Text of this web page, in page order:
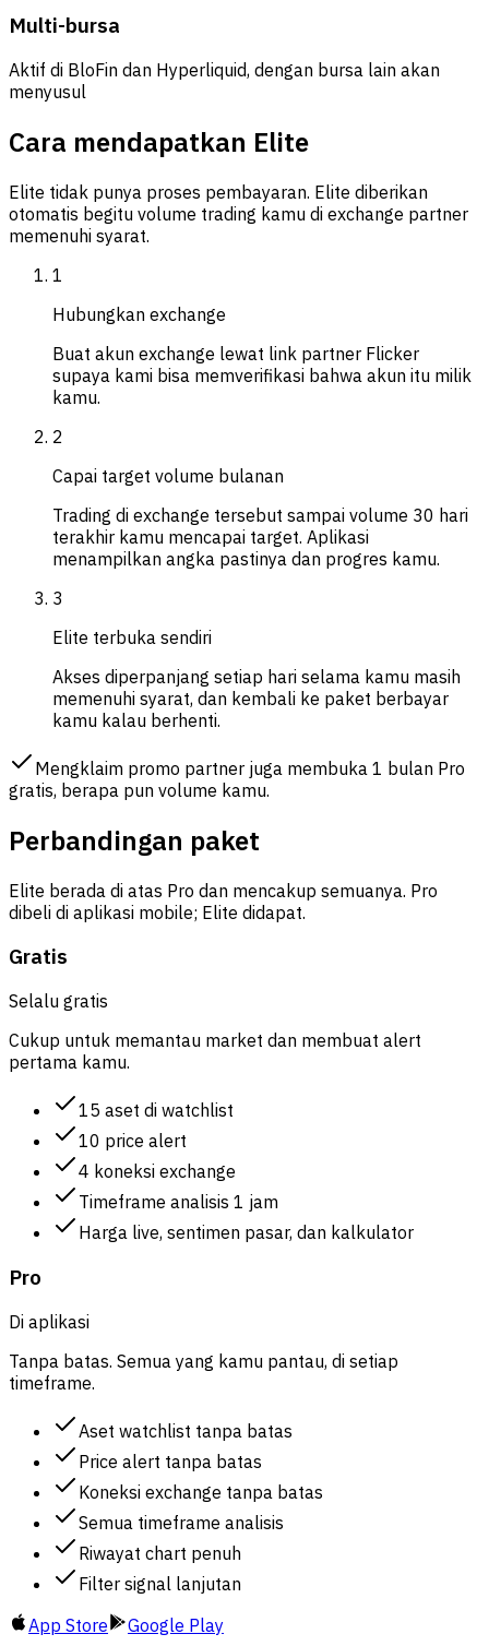
Multi-bursa
Aktif di BloFin dan Hyperliquid, dengan bursa lain akan
menyusul
Cara mendapatkan Elite
Elite tidak punya proses pembayaran. Elite diberikan
otomatis begitu volume trading kamu di exchange partner
memenuhi syarat.
1
Hubungkan exchange
Buat akun exchange lewat link partner Flicker
supaya kami bisa memverifikasi bahwa akun itu milik
kamu.
2
Capai target volume bulanan
Trading di exchange tersebut sampai volume 30 hari
terakhir kamu mencapai target. Aplikasi
menampilkan angka pastinya dan progres kamu.
3
Elite terbuka sendiri
Akses diperpanjang setiap hari selama kamu masih
memenuhi syarat, dan kembali ke paket berbayar
kamu kalau berhenti.
Mengklaim promo partner juga membuka 1 bulan Pro
gratis, berapa pun volume kamu.
Perbandingan paket
Elite berada di atas Pro dan mencakup semuanya. Pro
dibeli di aplikasi mobile; Elite didapat.
Gratis
Selalu gratis
Cukup untuk memantau market dan membuat alert
pertama kamu.
15 aset di watchlist
10 price alert
4 koneksi exchange
Timeframe analisis 1 jam
Harga live, sentimen pasar, dan kalkulator
Pro
Di aplikasi
Tanpa batas. Semua yang kamu pantau, di setiap
timeframe.
Aset watchlist tanpa batas
Price alert tanpa batas
Koneksi exchange tanpa batas
Semua timeframe analisis
Riwayat chart penuh
Filter signal lanjutan
App Store
Google Play